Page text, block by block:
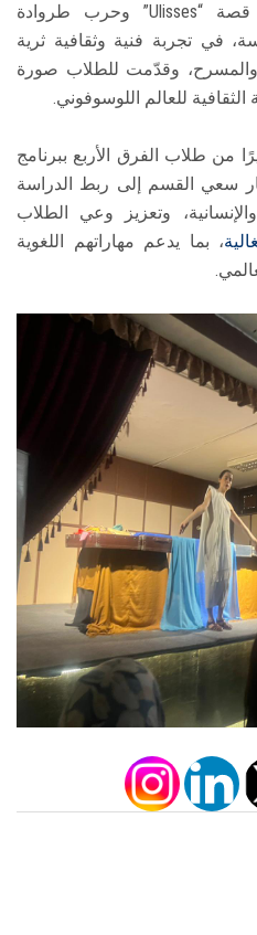
الفادو البرتغالي، إلى جانب قصة “Ulisses” وحرب طروادة
في تجربة فنية وثقافية ثرية
وقدّمت للطلاب صورة
للعالم اللوسوفوني.
من طلاب الفرق الأربع ببرنامج
سعي القسم إلى ربط الدراسة
والإنسانية، وتعزيز وعي الطلاب
، بما يدعم مهاراتهم اللغوية